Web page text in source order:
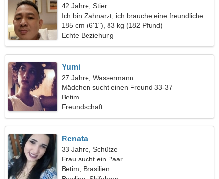
42 Jahre, Stier
Ich bin Zahnarzt, ich brauche eine freundliche
Frau
185 cm (6'1"), 83 kg (182 Pfund)
Echte Beziehung
Yumi
27 Jahre, Wassermann
Mädchen sucht einen Freund 33-37
Betim
Freundschaft
Renata
33 Jahre, Schütze
Frau sucht ein Paar
Betim, Brasilien